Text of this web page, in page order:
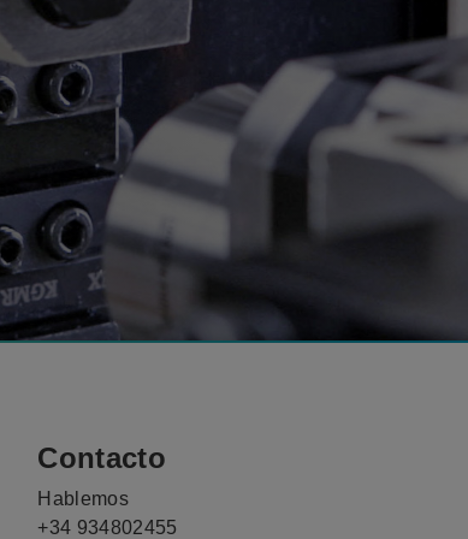
Contacto
Hablemos
+34 934802455